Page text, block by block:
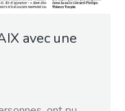
avec une